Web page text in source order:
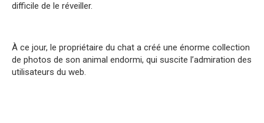
difficile de le réveiller.
À ce jour, le propriétaire du chat a créé une énorme collection
de photos de son animal endormi, qui suscite l’admiration des
utilisateurs du web.